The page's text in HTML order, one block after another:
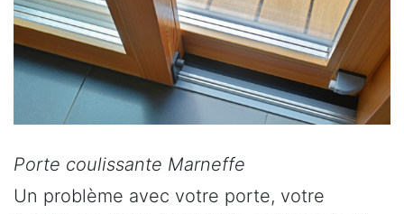
Porte coulissante Marneffe
Un problème avec votre porte, votre